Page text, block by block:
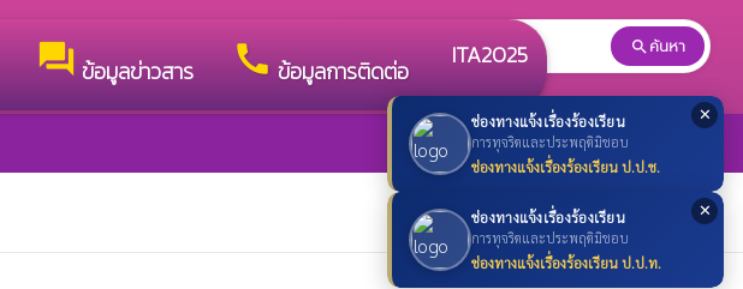
✕
ช่องทางแจ้งเรื่องร้องเรียน
การทุจริตและประพฤติมิชอบ
ช่องทางแจ้งเรื่องร้องเรียน ป.ป.ช.
✕
ช่องทางแจ้งเรื่องร้องเรียน
การทุจริตและประพฤติมิชอบ
ช่องทางแจ้งเรื่องร้องเรียน ป.ป.ท.
forumข้อมูลข่าวสาร callข้อมูลการติดต่อ
ITA2025 search ค้นหา